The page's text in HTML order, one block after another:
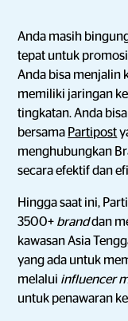
Anda masih
tepat untuk
Anda bisa menjalin
memiliki jaringan
tingkatan. Anda
bersama Partipost
menghubungkan
secara efektif dan
Hingga saat ini,
3500+ branddan
kawasan Asia
yang ada untuk
melalui influencer
untuk penawaran